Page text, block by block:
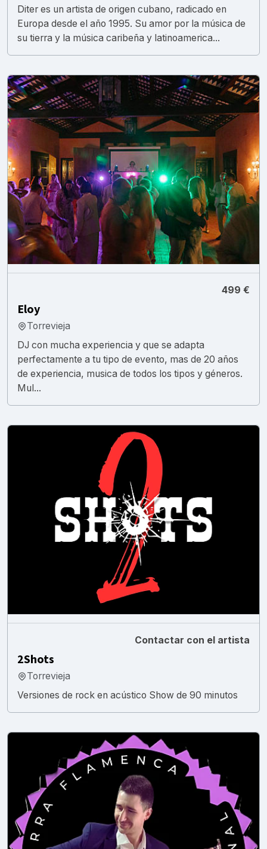
Diter es un artista de origen cubano, radicado en
Europa desde el año 1995. Su amor por la música de
su tierra y la música caribeña y latinoamerica...
499 €
Eloy
Torrevieja
DJ con mucha experiencia y que se adapta
perfectamente a tu tipo de evento, mas de 20 años
de experiencia, musica de todos los tipos y géneros.
Mul...
Contactar con el artista
2Shots
Torrevieja
Versiones de rock en acústico Show de 90 minutos